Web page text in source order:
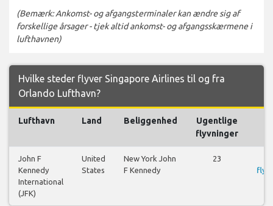
(Bemærk: Ankomst- og afgangsterminaler kan ændre sig af
forskellige årsager - tjek altid ankomst- og afgangsskærmene i
lufthavnen)
Hvilke steder flyver Singapore Airlines til og fra
Orlando Lufthavn?
Lufthavn Land Beliggenhed
Ugentlige
flyvninger
John F
Kennedy
International
(JFK)
United
States
New York John
F Kennedy
23